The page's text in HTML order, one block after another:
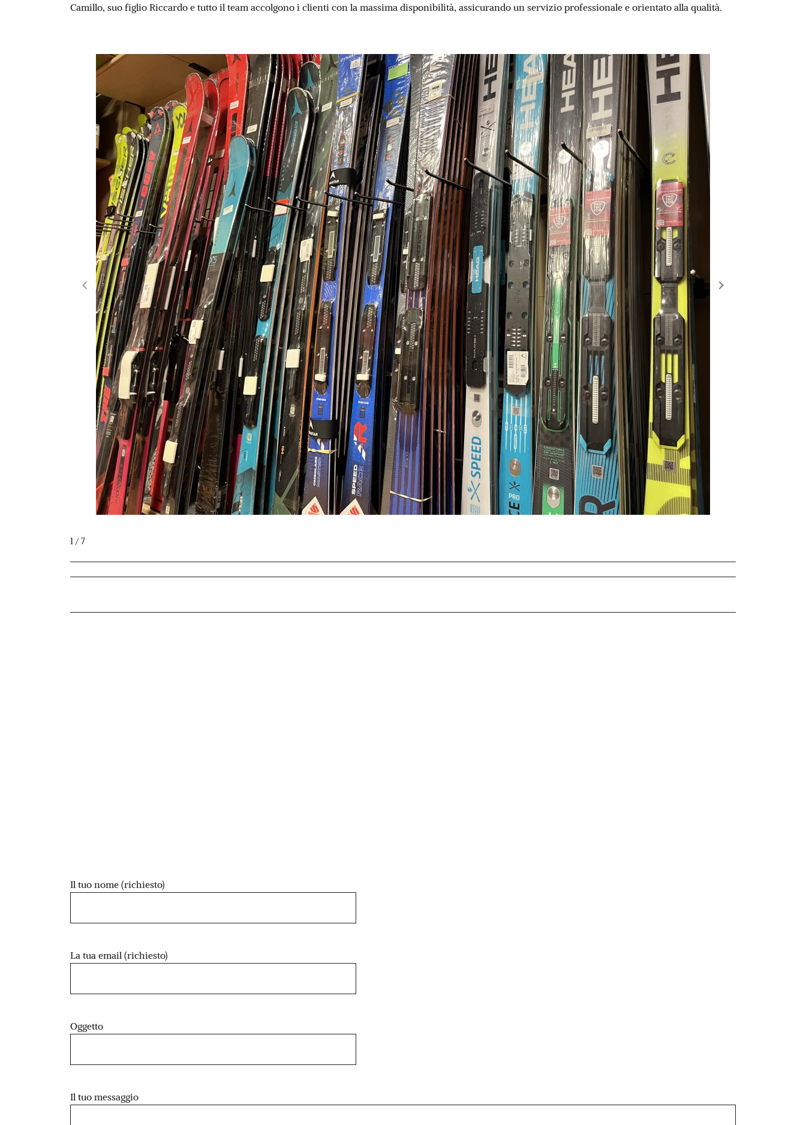
Camillo, suo figlio Riccardo e tutto il team accolgono i clienti con la massima disponibilità, assicurando un servizio professionale e orientato alla qualità.
1 / 7
Il tuo nome (richiesto)
La tua email (richiesto)
Oggetto
Il tuo messaggio